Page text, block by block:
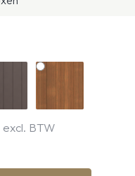
excl. BTW